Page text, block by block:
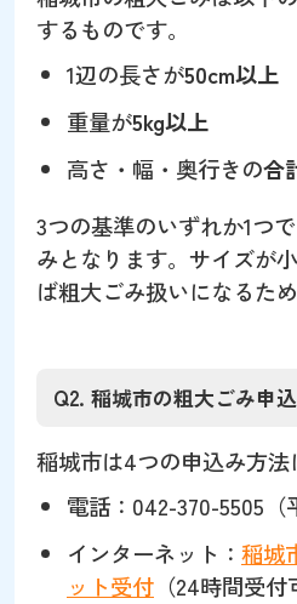
するものです。
1辺の長さが50cm以上
重量が5kg以上
高さ・幅・奥行きの合
3つの基準のいずれか1つ
みとなります。サイズが
ば粗大ごみ扱いになるた
Q2. 稲城市の粗大ごみ申
稲城市は4つの申込み方法
電話：042-370-5505（
インターネット： 稲城
ット受付 （24時間受付